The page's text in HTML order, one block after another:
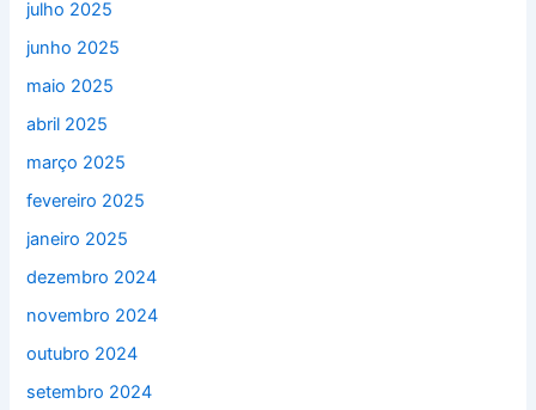
julho 2025
junho 2025
maio 2025
abril 2025
março 2025
fevereiro 2025
janeiro 2025
dezembro 2024
novembro 2024
outubro 2024
setembro 2024